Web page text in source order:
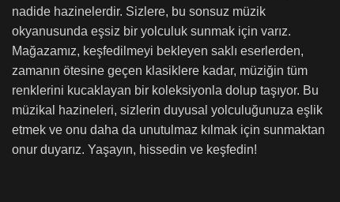
nadide hazinelerdir. Sizlere, bu sonsuz müzik
okyanusunda eşsiz bir yolculuk sunmak için varız.
Mağazamız, keşfedilmeyi bekleyen saklı eserlerden,
zamanın ötesine geçen klasiklere kadar, müziğin tüm
renklerini kucaklayan bir koleksiyonla dolup taşıyor. Bu
müzikal hazineleri, sizlerin duyusal yolculuğunuza eşlik
etmek ve onu daha da unutulmaz kılmak için sunmaktan
onur duyarız. Yaşayın, hissedin ve keşfedin!